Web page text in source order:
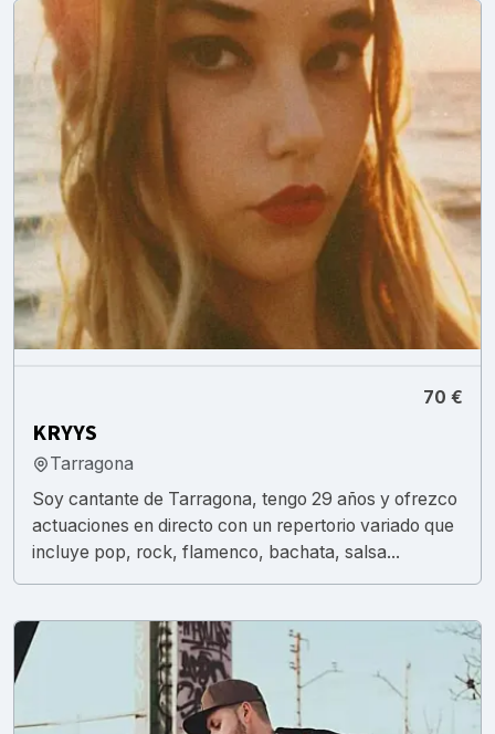
70 €
KRYYS
Tarragona
Soy cantante de Tarragona, tengo 29 años y ofrezco
actuaciones en directo con un repertorio variado que
incluye pop, rock, flamenco, bachata, salsa...